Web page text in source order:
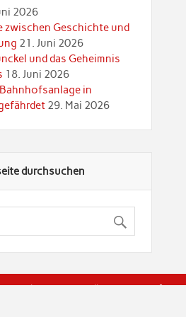
2026
zwischen Geschichte und
21. Juni 2026
und das Geheimnis
18. Juni 2026
in
29. Mai 2026
durchsuchen
Gesellschaft (BGG)